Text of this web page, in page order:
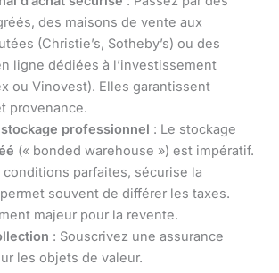
des maisons de vente aux
(Christie’s, Sotheby’s) ou des
ligne dédiées à l’investissement
ou Vinovest). Elles garantissent
provenance.
professionnel : Le stockage
(« bonded warehouse ») est impératif.
conditions parfaites, sécurise la
souvent de différer les taxes.
majeur pour la revente.
: Souscrivez une assurance
les objets de valeur.